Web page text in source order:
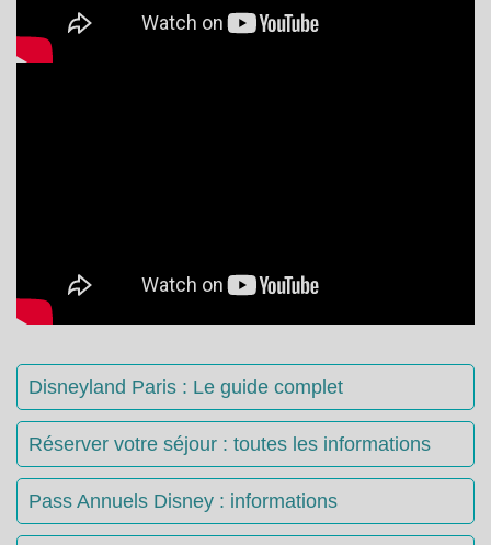
Disneyland Paris : Le guide complet
Réserver votre séjour : toutes les informations
Pass Annuels Disney : informations